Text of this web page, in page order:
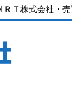
Ｔ株式会社・